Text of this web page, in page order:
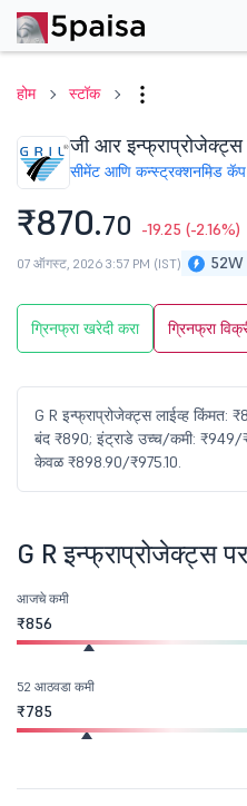
होम स्टॉक
जी आर
सीमेंट आणि कन्स्ट्रक्शनमिड कॅप
₹870.70 -19.25 (-2.16%)
52W
07 ऑगस्ट, 2026 3:57 PM (IST)
ग्रिनफ्रा खरेदी करा ग्रिनफ्रा
G R इन्फ्राप्रोजेक्ट्स लाईव्ह
बंद ₹890; इंट्राडे उच्च/कमी:
केवळ ₹898.90/₹975.10.
परफॉर्मन्सफायनान्शियल्स
G R इन्फ्राप्रोजेक्ट्स
आजचे कमी
₹856
52 आठवडा कमी
₹785